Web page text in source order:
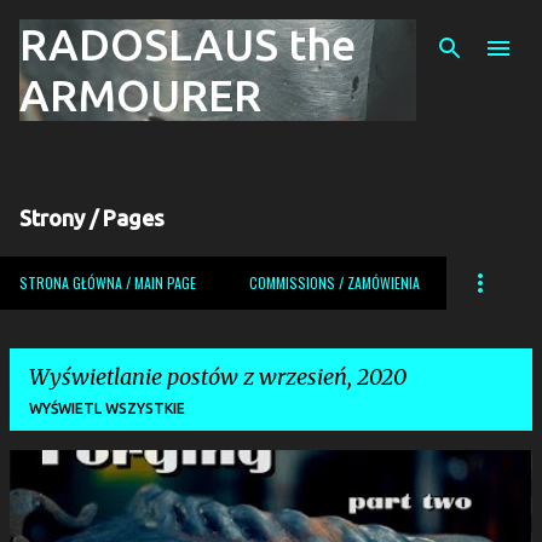
Przejdź do głównej zawartości
RADOSLAUS the
ARMOURER
Strony / Pages
STRONA GŁÓWNA / MAIN PAGE COMMISSIONS / ZAMÓWIENIA
Wyświetlanie postów z wrzesień, 2020
WYŚWIETL WSZYSTKIE
P